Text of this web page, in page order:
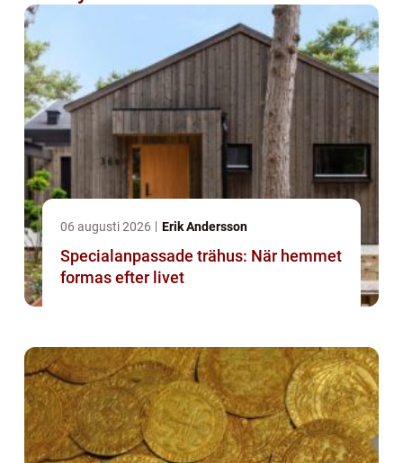
06 augusti 2026 Erik Andersson
Specialanpassade trähus: När hemmet
formas efter livet